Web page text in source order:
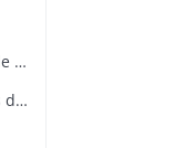
Vieux-Brisach : plan du "passage des ennemis dans l'ïsle de Reignack en 1743" (éch. 600 toises)
Brisach vers 1695 : Proposition de rectification du cours du Rhin et digue (éch. 500 toises)